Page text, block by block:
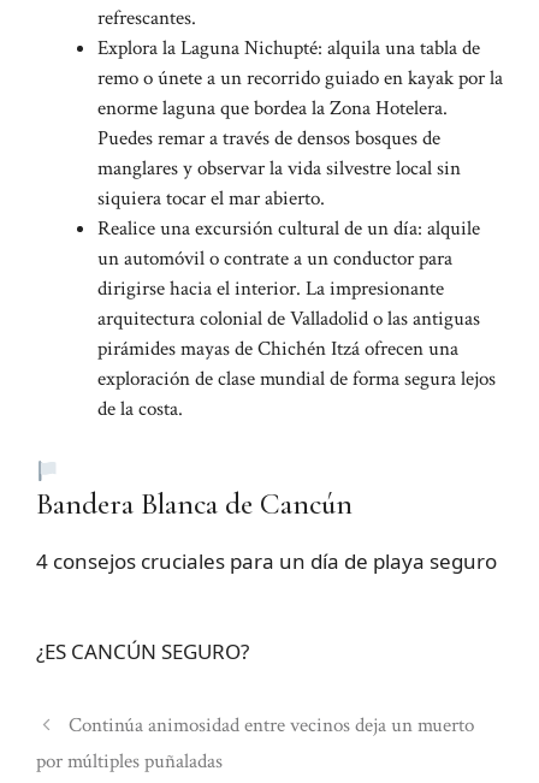
refrescantes.
Explora la Laguna Nichupté: alquila una tabla de
remo o únete a un recorrido guiado en kayak por la
enorme laguna que bordea la Zona Hotelera.
Puedes remar a través de densos bosques de
manglares y observar la vida silvestre local sin
siquiera tocar el mar abierto.
Realice una excursión cultural de un día: alquile
un automóvil o contrate a un conductor para
dirigirse hacia el interior. La impresionante
arquitectura colonial de Valladolid o las antiguas
pirámides mayas de Chichén Itzá ofrecen una
exploración de clase mundial de forma segura lejos
de la costa.
Bandera Blanca de Cancún
4 consejos cruciales para un día de playa seguro
¿ES CANCÚN SEGURO?
Continúa animosidad entre vecinos deja un muerto
por múltiples puñaladas